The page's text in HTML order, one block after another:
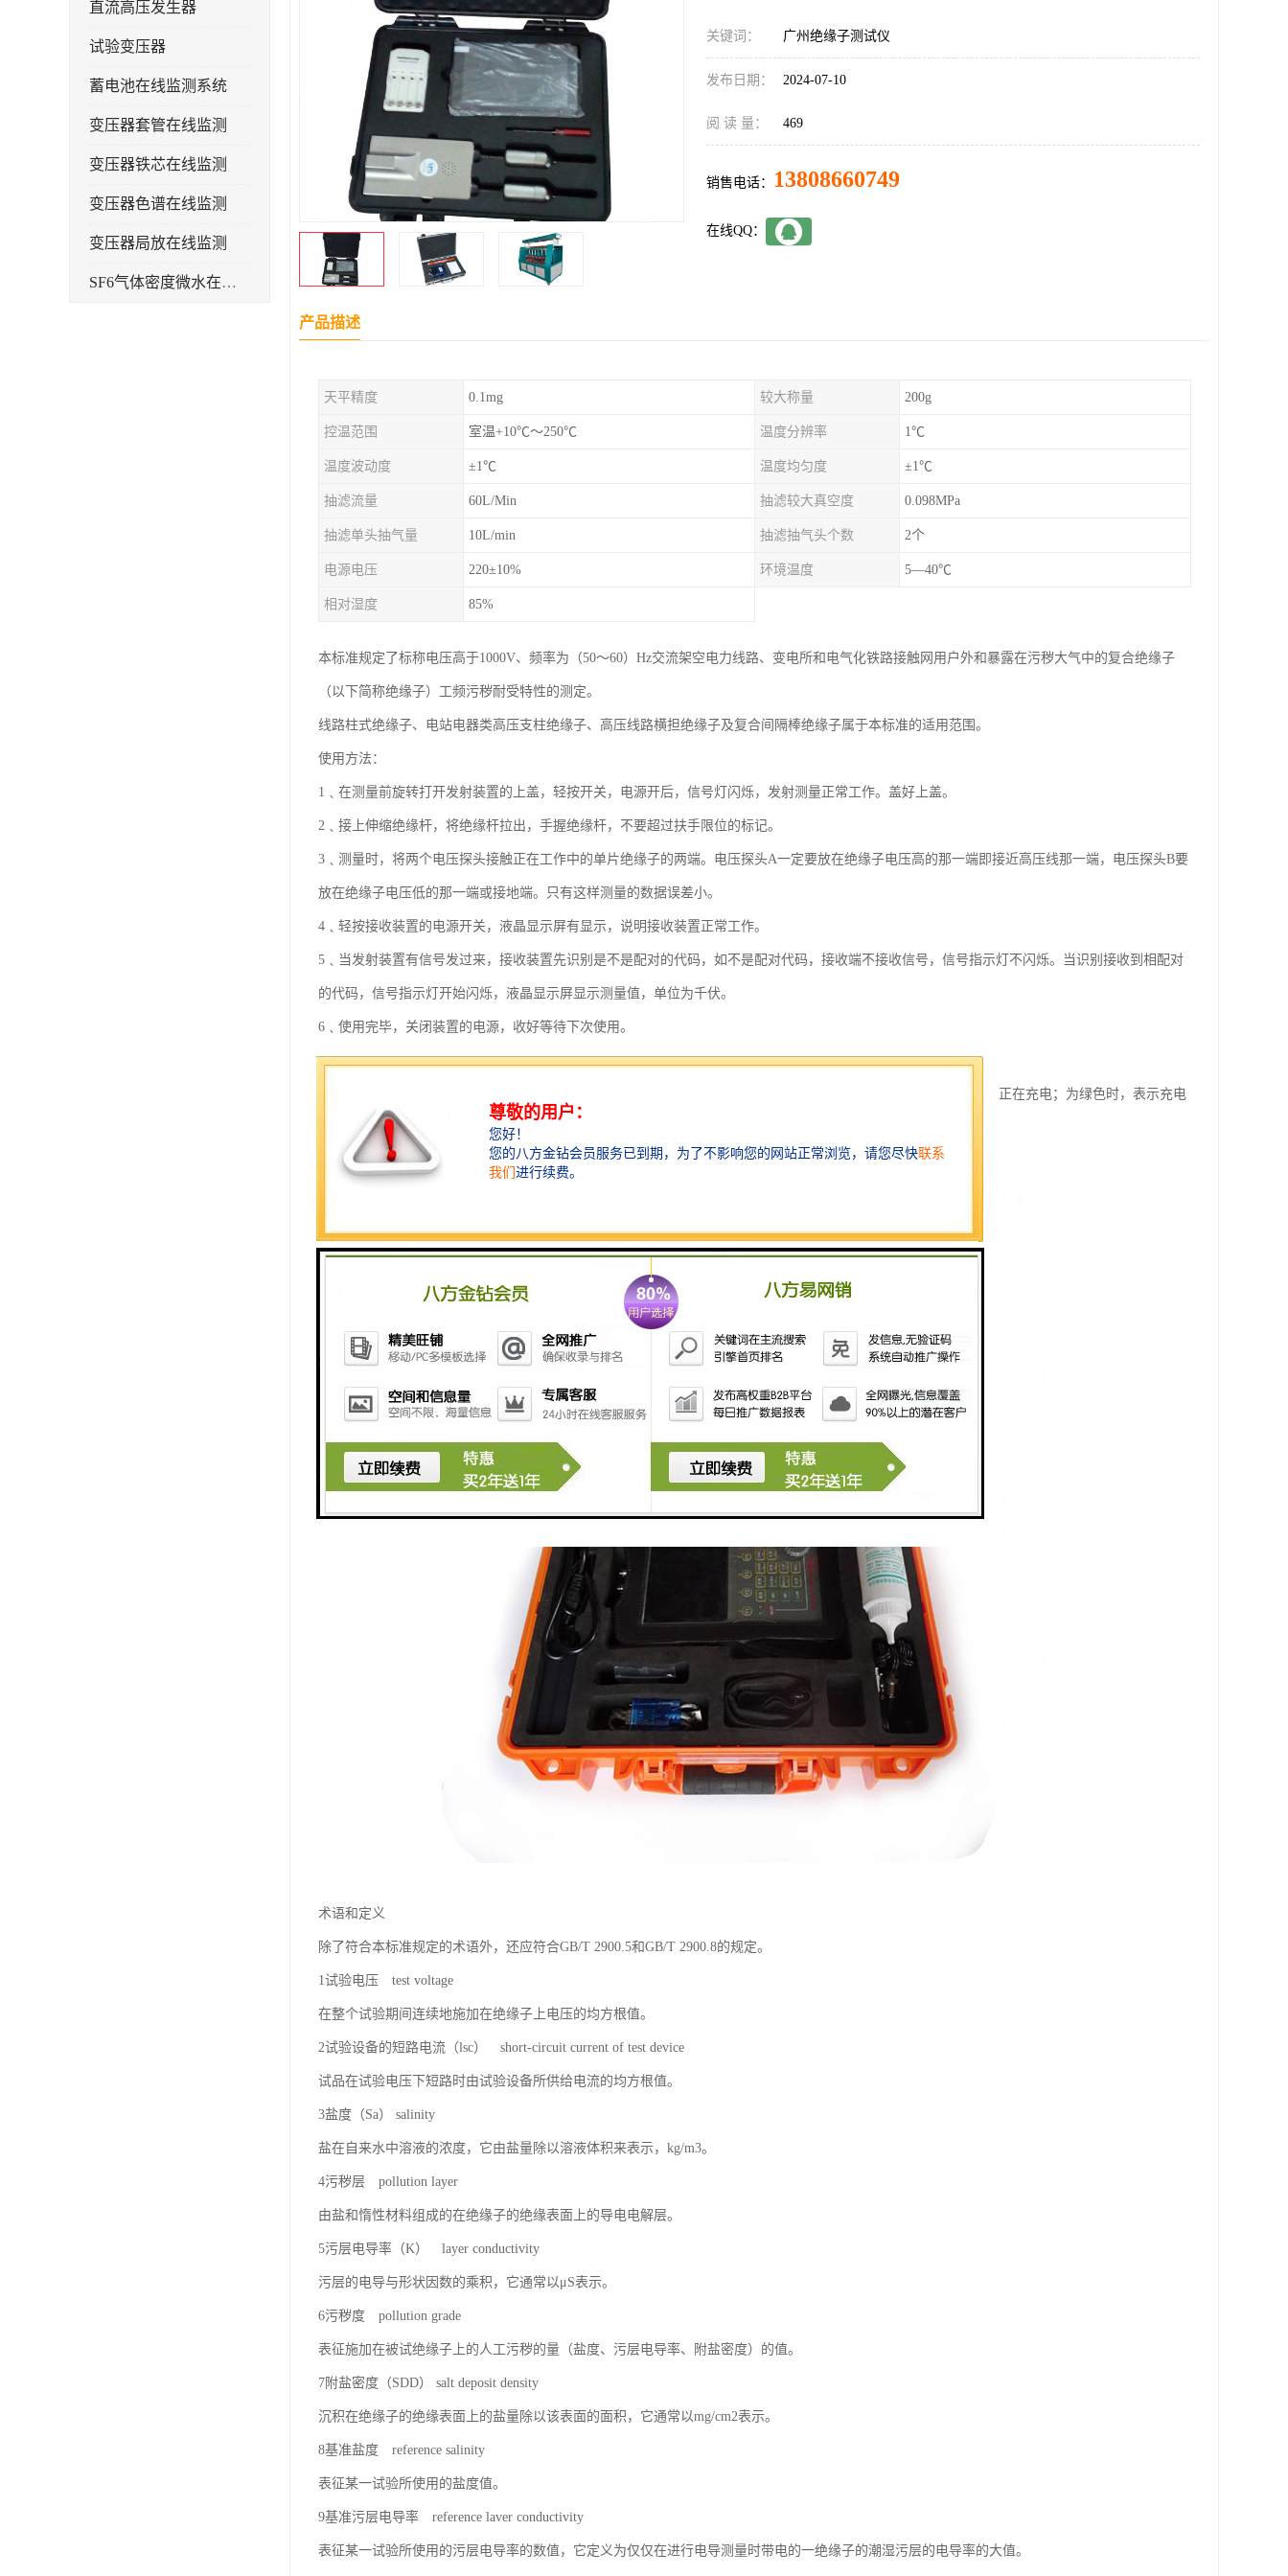
直流高压发生器
试验变压器
蓄电池在线监测系统
变压器套管在线监测
变压器铁芯在线监测
变压器色谱在线监测
变压器局放在线监测
SF6气体密度微水在线监测系统
关键词： 广州绝缘子测试仪
发布日期： 2024-07-10
阅 读 量： 469
销售电话： 13808660749
在线QQ：
产品描述
天平精度 0.1mg 较大称量 200g
控温范围 室温+10℃～250℃ 温度分辨率 1℃
温度波动度 ±1℃ 温度均匀度 ±1℃
抽滤流量 60L/Min 抽滤较大真空度 0.098MPa
抽滤单头抽气量 10L/min 抽滤抽气头个数 2个
电源电压 220±10% 环境温度 5—40℃
相对湿度 85%
本标准规定了标称电压高于1000V、频率为（50～60）Hz交流架空电力线路、变电所和电气化铁路接触网用户外和暴露在污秽大气中的复合绝缘子
（以下简称绝缘子）工频污秽耐受特性的测定。
线路柱式绝缘子、电站电器类高压支柱绝缘子、高压线路横担绝缘子及复合间隔棒绝缘子属于本标准的适用范围。
使用方法：
1﹑在测量前旋转打开发射装置的上盖，轻按开关，电源开后，信号灯闪烁，发射测量正常工作。盖好上盖。
2﹑接上伸缩绝缘杆，将绝缘杆拉出，手握绝缘杆，不要超过扶手限位的标记。
3﹑测量时，将两个电压探头接触正在工作中的单片绝缘子的两端。电压探头A一定要放在绝缘子电压高的那一端即接近高压线那一端，电压探头B要
放在绝缘子电压低的那一端或接地端。只有这样测量的数据误差小。
4﹑轻按接收装置的电源开关，液晶显示屏有显示，说明接收装置正常工作。
5﹑当发射装置有信号发过来，接收装置先识别是不是配对的代码，如不是配对代码，接收端不接收信号，信号指示灯不闪烁。当识别接收到相配对
的代码，信号指示灯开始闪烁，液晶显示屏显示测量值，单位为千伏。
6﹑使用完毕，关闭装置的电源，收好等待下次使用。
7﹑在使用中，如果发射或接收装置显示低电压，并不影响使用，可以继续使用。请在下次使用前充电。
8﹑充电时，请将充电器插入220V交流电源，电压输出插头插入装置的充电插孔。充电器上的指示灯为红色时，表示正在充电；为绿色时，表示充电
已满。一般充电时间为一个小时，长时间充电损坏装置和充电器。
术语和定义
除了符合本标准规定的术语外，还应符合GB/T 2900.5和GB/T 2900.8的规定。
1试验电压 test voltage
在整个试验期间连续地施加在绝缘子上电压的均方根值。
2试验设备的短路电流（lsc） short-circuit current of test device
试品在试验电压下短路时由试验设备所供给电流的均方根值。
3盐度（Sa） salinity
盐在自来水中溶液的浓度，它由盐量除以溶液体积来表示，kg/m3。
4污秽层 pollution layer
由盐和惰性材料组成的在绝缘子的绝缘表面上的导电电解层。
5污层电导率（K） layer conductivity
污层的电导与形状因数的乘积，它通常以μS表示。
6污秽度 pollution grade
表征施加在被试绝缘子上的人工污秽的量（盐度、污层电导率、附盐密度）的值。
7附盐密度（SDD） salt deposit density
沉积在绝缘子的绝缘表面上的盐量除以该表面的面积，它通常以mg/cm2表示。
8基准盐度 reference salinity
表征某一试验所使用的盐度值。
9基准污层电导率 reference laver conductivity
表征某一试验所使用的污层电导率的数值，它定义为仅仅在进行电导测量时带电的一绝缘子的潮湿污层的电导率的大值。